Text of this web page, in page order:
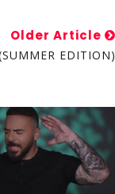
Older Article
EDITION)